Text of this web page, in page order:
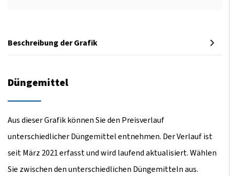
Beschreibung der Grafik
Düngemittel
Aus dieser Grafik können Sie den Preisverlauf
unterschiedlicher Düngemittel entnehmen. Der Verlauf ist
seit März 2021 erfasst und wird laufend aktualisiert. Wählen
Sie zwischen den unterschiedlichen Düngemitteln aus.